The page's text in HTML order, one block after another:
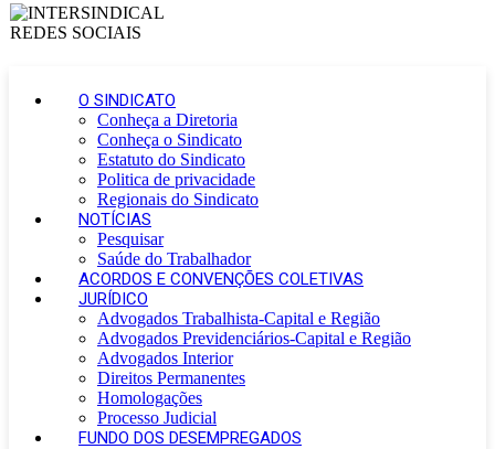
O SINDICATO
Conheça a Diretoria
Conheça o Sindicato
Estatuto do Sindicato
Politica de privacidade
Regionais do Sindicato
NOTÍCIAS
Pesquisar
Saúde do Trabalhador
ACORDOS E CONVENÇÕES COLETIVAS
JURÍDICO
Advogados Trabalhista-Capital e Região
Advogados Previdenciários-Capital e Região
Advogados Interior
Direitos Permanentes
Homologações
Processo Judicial
FUNDO DOS DESEMPREGADOS